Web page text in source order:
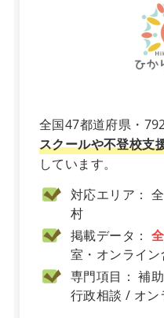
全国47都道府県・
スクールや不登校支
しています。
対応エリア：
村
掲載データ：
室・オンライン
専門項目： 補
行政相談 / オン